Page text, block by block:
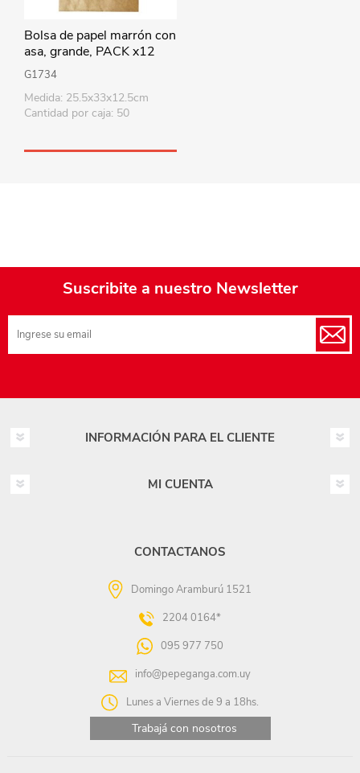
Bolsa de papel marrón con
asa, grande, PACK x12
G1734
Medida: 25.5x33x12.5cm
Cantidad por caja: 50
Suscribite a nuestro Newsletter
INFORMACIÓN PARA EL CLIENTE
MI CUENTA
CONTACTANOS
Domingo Aramburú 1521
2204 0164*
095 977 750
info@pepeganga.com.uy
Lunes a Viernes de 9 a 18hs.
Trabajá con nosotros